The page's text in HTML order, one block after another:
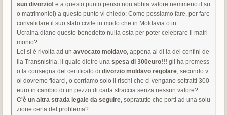
suo divorzio! e a questo punto penso non abbia valore nemmeno il su
o matrimonio!) a questo punto vi chiedo; Come possiamo fare, per fare
convalidare il suo stato civile in modo che in Moldavia o in
Ucraina diano questo benedetto nulla osta per poter celebrare il matri
monio?
Lei si è rivolta ad un avvocato moldavo, appena al di la dei confini de
lla Transnistria, il quale dietro una spesa di 300euro!!! gli ha promess
o la consegna del certificato di divorzio moldavo regolare, secondo v
oi dovremo fidarci, o corriamo solo il rischi che ci vengano sottratti 300
euro in cambio di un pezzo di carta straccia senza nessun valore?
C'è un altra strada legale da seguire, sopratutto che porti ad una solu
zione certa del problema?